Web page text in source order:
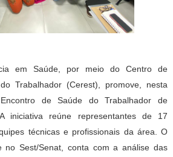
em Saúde, por meio do Centro de
Trabalhador (Cerest), promove, nesta
de Saúde do Trabalhador de
iniciativa reúne representantes de 17
técnicas e profissionais da área. O
no Sest/Senat, conta com a análise das